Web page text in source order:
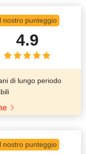
nostro punteggio
4.9
di lungo periodo
nostro punteggio